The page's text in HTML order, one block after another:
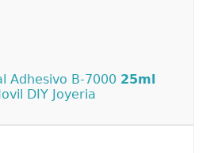
Adhesivo B-7000 25ml
DIY Joyeria